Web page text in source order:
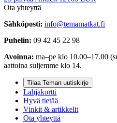
Ota yhteyttä
Sähköposti: info@temamatkat.fi
Puhelin: 09 42 45 22 98
Avoinna: ma–pe klo 10.00–17.00
aattoina suljemme klo 14.
Tilaa Teman uutiskirje
Lahjakortti
Hyvä tietää
Vinkit & artikkelit
Ota yhteyttä